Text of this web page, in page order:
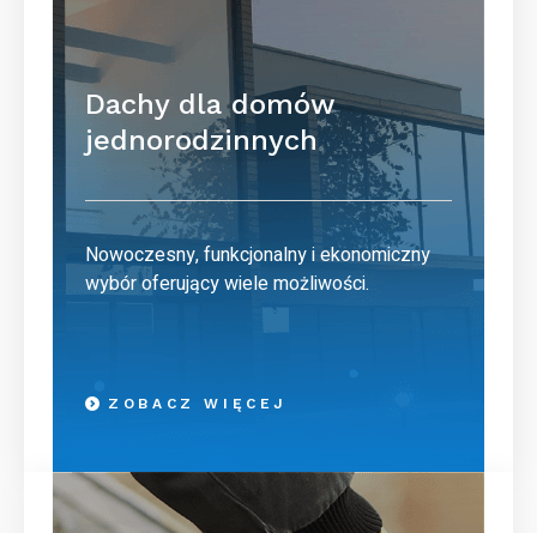
Dachy dla domów
jednorodzinnych
Nowoczesny, funkcjonalny i ekonomiczny
wybór oferujący wiele możliwości.
ZOBACZ WIĘCEJ